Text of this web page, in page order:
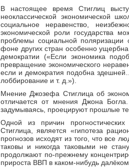
В настоящее время Стиглиц
неоклассической экономической
социальное неравенство,
экономической роли государства
проблемы социальной поляризации
фоне других стран особенно
демократии («Если экономика
превращение экономического
если и демократия подобна
лоббирование и т. д.»).
Мнение Джозефа Стиглица об
отличается от мнения Джона
задумываясь, проецируют прошлые
Одной из причин
Стиглица, является «гипотеза
прогнозов исходят из того, что все
таковы и никогда таковыми не
продолжают по-прежнему
прироста ВВП в каком-нибудь далёком